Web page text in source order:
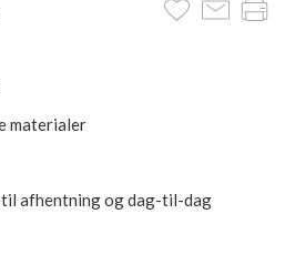
materialer
til afhentning og dag-til-dag